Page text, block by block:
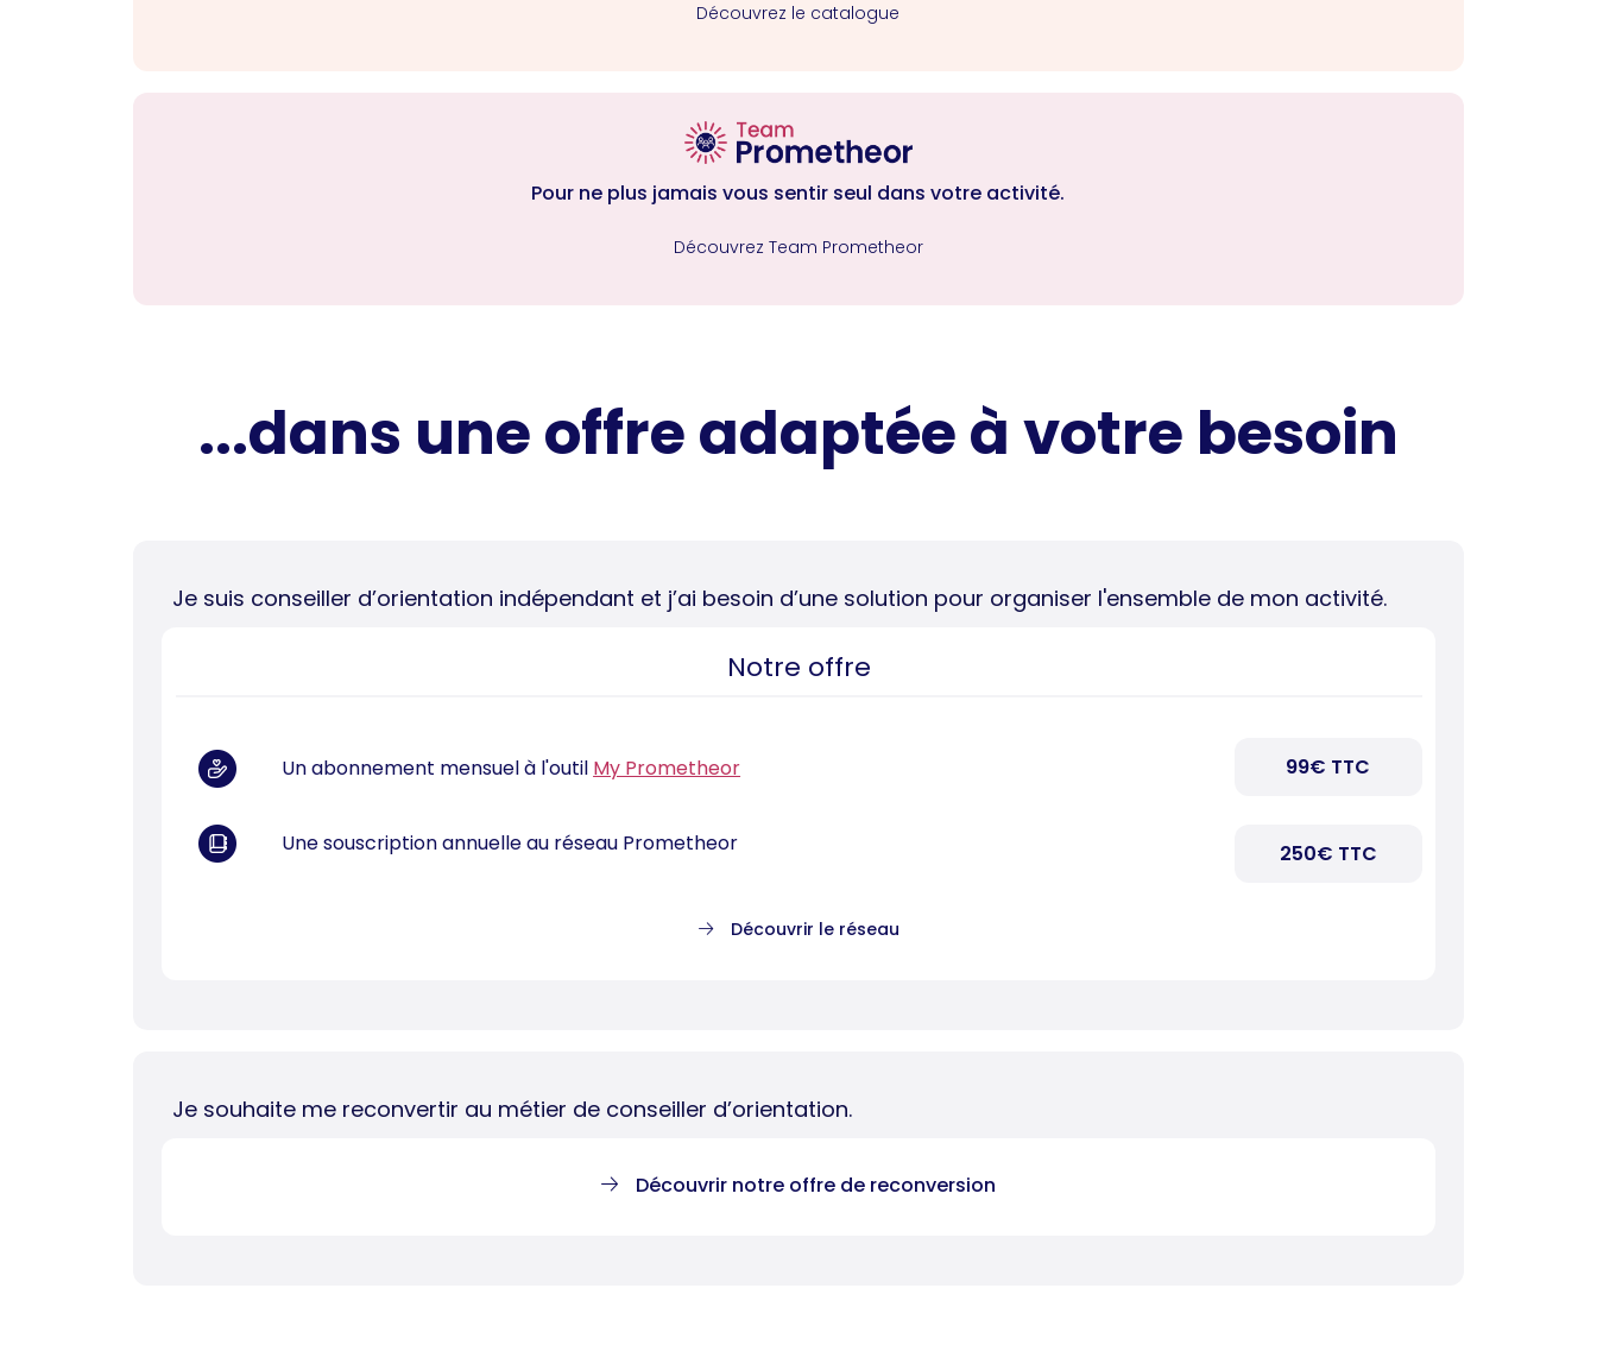
Découvrez le catalogue
Pour ne plus jamais vous sentir seul dans votre activité.
Découvrez Team Prometheor
...dans une offre adaptée à votre besoin
Je suis conseiller d’orientation indépendant et j’ai besoin d’une solution pour organiser l'ensemble de mon activité.
Notre offre
Un abonnement mensuel à l'outil My Prometheor 99€ TTC
Une souscription annuelle au réseau Prometheor 250€ TTC
Découvrir le réseau
Je souhaite me reconvertir au métier de conseiller d’orientation.
Découvrir notre offre de reconversion